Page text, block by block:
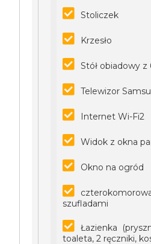
Stoliczek
Krzesło
Stół obiadowy z
Telewizor
Internet Wi-Fi2
Widok z okna
Okno na ogród
szufladami
Łazienka
toaleta, 2 ręczniki,